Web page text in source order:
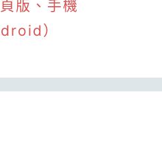
版、手機
）